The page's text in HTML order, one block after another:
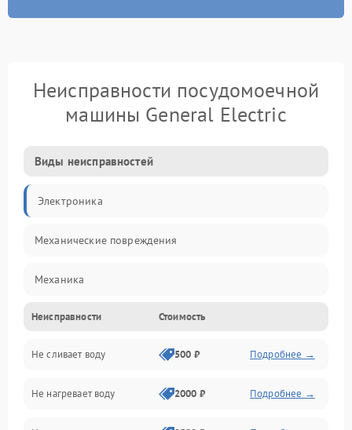
Неисправности посудомоечной
машины General Electric
Виды неисправностей
Электроника
Механические повреждения
Механика
Управление
Электропитание
Датчики
Неисправности Стоимость
Не сливает воду 500 ₽ Подробнее →
Не нагревает воду 2000 ₽ Подробнее →